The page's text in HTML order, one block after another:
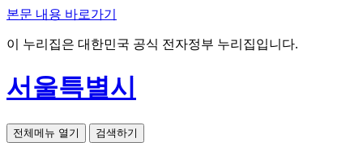
본문 내용 바로가기
이 누리집은 대한민국 공식 전자정부 누리집입니다.
서울특별시
전체메뉴 열기 검색하기